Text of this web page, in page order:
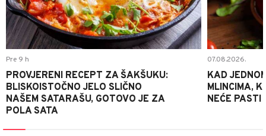
Pre 9 h
PROVJERENI RECEPT ZA ŠAKŠUKU:
BLISKOISTOČNO JELO SLIČNO
NAŠEM SATARAŠU, GOTOVO JE ZA
POLA SATA
07.08.2026.
KAD
MLINCIMA,
NEĆE PASTI